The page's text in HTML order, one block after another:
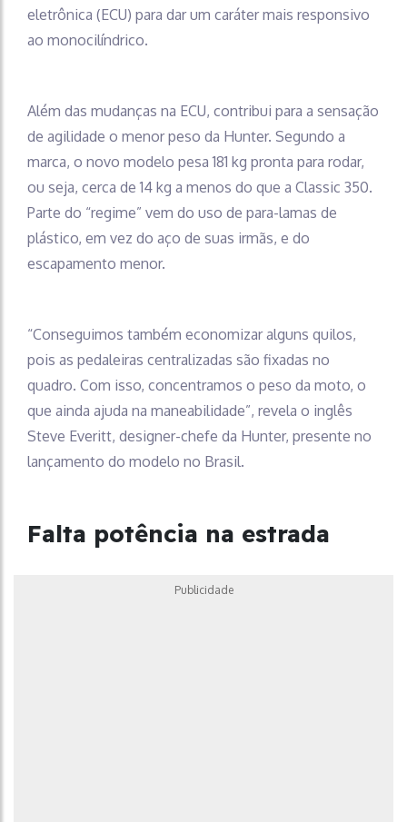
eletrônica (ECU) para dar um caráter mais responsivo
ao monocilíndrico.
Além das mudanças na ECU, contribui para a sensação
de agilidade o menor peso da Hunter. Segundo a
marca, o novo modelo pesa 181 kg pronta para rodar,
ou seja, cerca de 14 kg a menos do que a Classic 350.
Parte do “regime” vem do uso de para-lamas de
plástico, em vez do aço de suas irmãs, e do
escapamento menor.
“Conseguimos também economizar alguns quilos,
pois as pedaleiras centralizadas são fixadas no
quadro. Com isso, concentramos o peso da moto, o
que ainda ajuda na maneabilidade”, revela o inglês
Steve Everitt, designer-chefe da Hunter, presente no
lançamento do modelo no Brasil.
Falta potência na estrada
Publicidade